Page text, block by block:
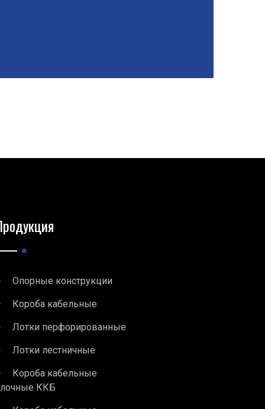
Опорные конструкции
Короба кабельные
Лотки перфорированные
Лотки лестничные
Короба кабельные
ККБ